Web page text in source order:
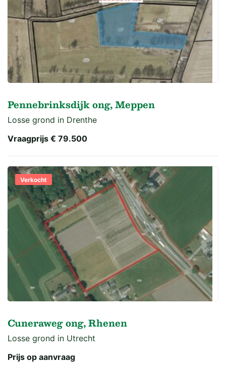
Pennebrinksdijk ong, Meppen
Losse grond in Drenthe
Vraagprijs € 79.500
Verkocht
Cuneraweg ong, Rhenen
Losse grond in Utrecht
Prijs op aanvraag